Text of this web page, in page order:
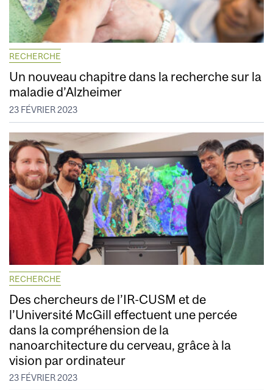
RECHERCHE
Un nouveau chapitre dans la recherche sur la
maladie d’Alzheimer
23 FÉVRIER 2023
RECHERCHE
Des chercheurs de l’IR-CUSM et de
l’Université McGill effectuent une percée
dans la compréhension de la
nanoarchitecture du cerveau, grâce à la
vision par ordinateur
23 FÉVRIER 2023